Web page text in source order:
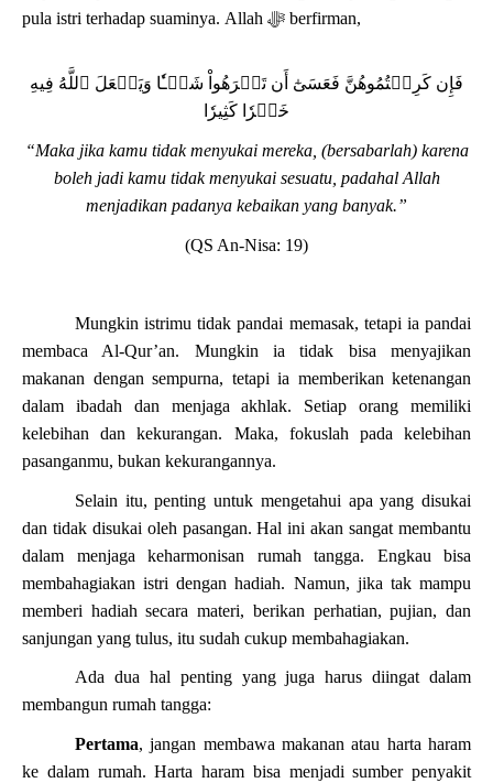
pula istri terhadap suaminya. Allah ﷻ berfirman,
فَإِن كَرِهۡتُمُوهُنَّ فَعَسَىٰٓ أَن تَكۡرَهُواْ شَيۡـٔٗا وَيَجۡعَلَ ٱللَّهُ فِيهِ
خَيۡرٗا كَثِيرٗا
“Maka jika kamu tidak menyukai mereka, (bersabarlah) karena
boleh jadi kamu tidak menyukai sesuatu, padahal Allah
menjadikan padanya kebaikan yang banyak.”
(QS An-Nisa: 19)
Mungkin istrimu tidak pandai memasak, tetapi ia pandai
membaca Al-Qur’an. Mungkin ia tidak bisa menyajikan
makanan dengan sempurna, tetapi ia memberikan ketenangan
dalam ibadah dan menjaga akhlak. Setiap orang memiliki
kelebihan dan kekurangan. Maka, fokuslah pada kelebihan
pasanganmu, bukan kekurangannya.
Selain itu, penting untuk mengetahui apa yang disukai
dan tidak disukai oleh pasangan. Hal ini akan sangat membantu
dalam menjaga keharmonisan rumah tangga. Engkau bisa
membahagiakan istri dengan hadiah. Namun, jika tak mampu
memberi hadiah secara materi, berikan perhatian, pujian, dan
sanjungan yang tulus, itu sudah cukup membahagiakan.
Ada dua hal penting yang juga harus diingat dalam
membangun rumah tangga:
Pertama, jangan membawa makanan atau harta haram
ke dalam rumah. Harta haram bisa menjadi sumber penyakit